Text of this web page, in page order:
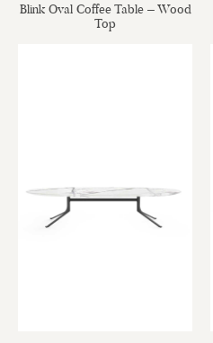
Blink Oval Coffee Table – Wood
Top